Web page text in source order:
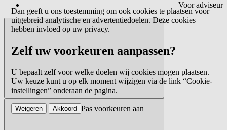
Voor adviseur
Dan geeft u ons toestemming om ook cookies te plaatsen voor
uitgebreid analytische en advertentiedoelen. Deze cookies
hebben invloed op uw privacy.
Zelf uw voorkeuren aanpassen?
U bepaalt zelf voor welke doelen wij cookies mogen plaatsen.
Uw keuze kunt u op elk moment wijzigen via de link “Cookie-
instellingen” onderaan de pagina.
Pas voorkeuren aan
Weigeren Akkoord